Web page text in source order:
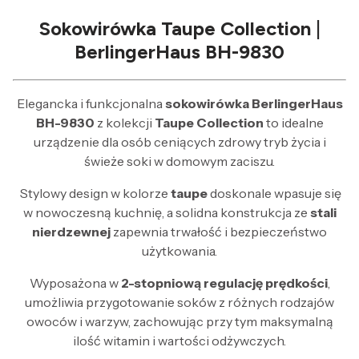
Sokowirówka Taupe Collection |
BerlingerHaus BH-9830
Elegancka i funkcjonalna sokowirówka BerlingerHaus
BH-9830 z kolekcji Taupe Collection to idealne
urządzenie dla osób ceniących zdrowy tryb życia i
świeże soki w domowym zaciszu.
Stylowy design w kolorze taupedoskonale wpasuje się
w nowoczesną kuchnię, a solidna konstrukcja ze stali
nierdzewnej zapewnia trwałość i bezpieczeństwo
użytkowania.
Wyposażona w 2-stopniową regulację prędkości,
umożliwia przygotowanie soków z różnych rodzajów
owoców i warzyw, zachowując przy tym maksymalną
ilość witamin i wartości odżywczych.